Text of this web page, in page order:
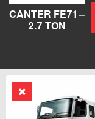
CANTER FE71 –
2.7 TON